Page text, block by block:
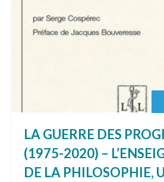
LA GUERRE DES
(1975-2020) –
DE LA PHILOSOPHIE,